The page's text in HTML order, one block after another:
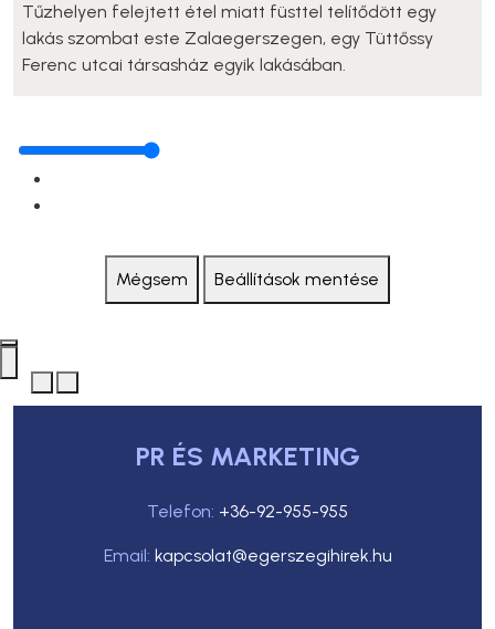
Tűzhelyen felejtett étel miatt füsttel telítődött egy
lakás szombat este Zalaegerszegen, egy Tüttőssy
Ferenc utcai társasház egyik lakásában.
Mégsem Beállítások mentése
PR ÉS MARKETING
Telefon: +36-92-955-955
Email: kapcsolat@egerszegihirek.hu